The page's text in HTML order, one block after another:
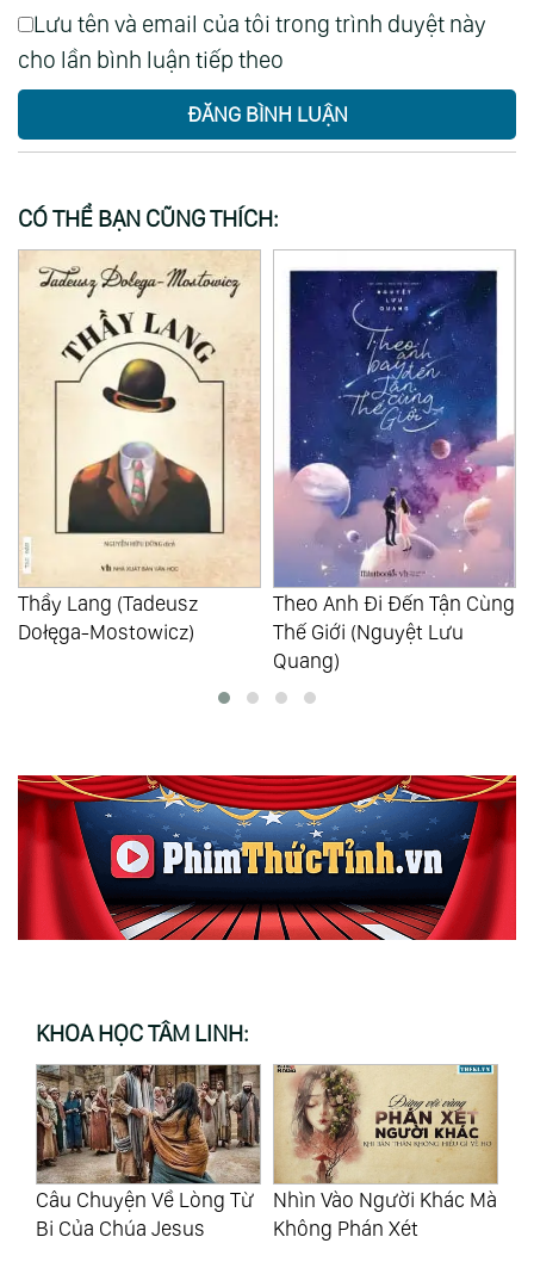
Lưu tên và email của tôi trong trình duyệt này
cho lần bình luận tiếp theo
ĐĂNG BÌNH LUẬN
CÓ THỂ BẠN CŨNG THÍCH:
Thầy Lang (Tadeusz
Dołęga-Mostowicz)
Theo Anh Đi Đến Tận Cùng
Thế Giới (Nguyệt Lưu
Quang)
KHOA HỌC TÂM LINH:
Câu Chuyện Về Lòng Từ
Bi Của Chúa Jesus
Nhìn Vào Người Khác Mà
Không Phán Xét